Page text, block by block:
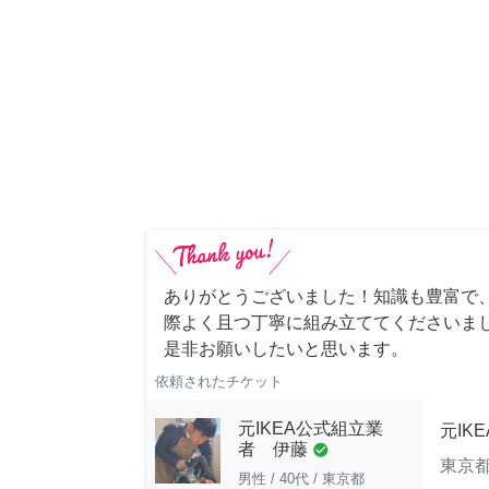
ありがとうございました！知識も豊富で
際よく且つ丁寧に組み立ててくださいま
是非お願いしたいと思います。
依頼されたチケット
元IKEA公式組立業
者 伊藤 check_circle
男性 / 40代 / 東京都
元
東京